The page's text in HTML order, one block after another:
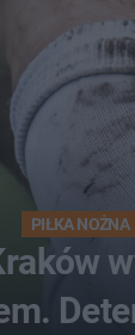
PIŁKA NOŻNA